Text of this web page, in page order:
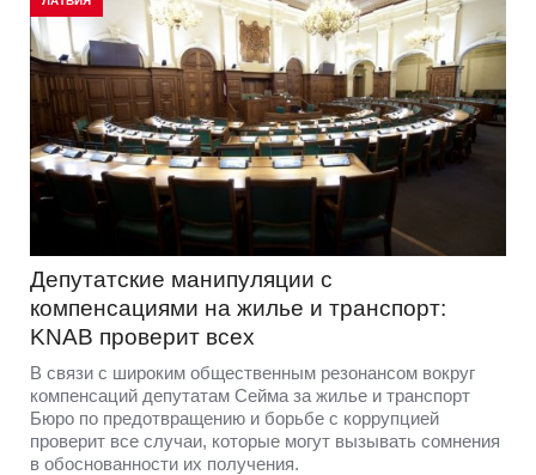
Депутатские манипуляции с
компенсациями на жилье и транспорт:
KNAB проверит всех
В связи с широким общественным резонансом вокруг
компенсаций депутатам Сейма за жилье и транспорт
Бюро по предотвращению и борьбе с коррупцией
проверит все случаи, которые могут вызывать сомнения
в обоснованности их получения.